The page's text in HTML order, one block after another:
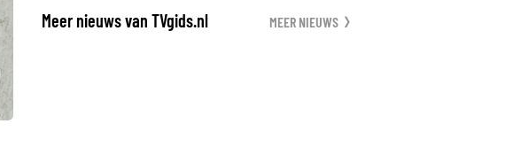
Meer nieuws van TVgids.nl MEER NIEUWS